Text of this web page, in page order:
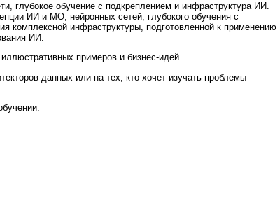
глубокое обучение с подкреплением и инфраструктура ИИ.
ИИ и МО, нейронных сетей, глубокого обучения с
комплексной инфраструктуры, подготовленной к применению
ИИ.
примеров и бизнес-идей.
данных или на тех, кто хочет изучать проблемы